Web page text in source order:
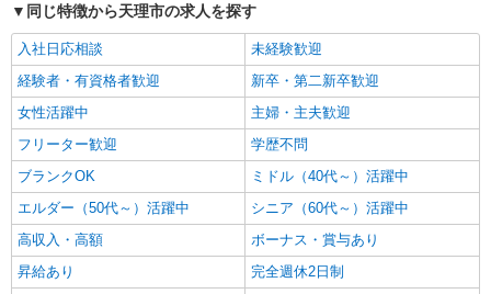
同じ特徴から天理市の求人を探す
入社日応相談
未経験歓迎
経験者・有資格者歓迎
新卒・第二新卒歓迎
女性活躍中
主婦・主夫歓迎
フリーター歓迎
学歴不問
ブランクOK
ミドル（40代～）活躍中
エルダー（50代～）活躍中
シニア（60代～）活躍中
高収入・高額
ボーナス・賞与あり
昇給あり
完全週休2日制